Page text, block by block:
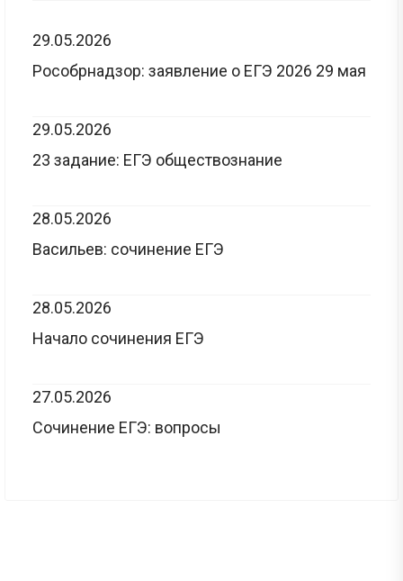
29.05.2026
Рособрнадзор: заявление о ЕГЭ 2026 29 мая
29.05.2026
23 задание: ЕГЭ обществознание
28.05.2026
Васильев: сочинение ЕГЭ
28.05.2026
Начало сочинения ЕГЭ
27.05.2026
Сочинение ЕГЭ: вопросы